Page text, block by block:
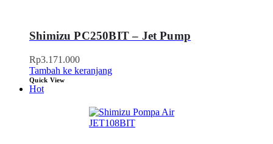
Shimizu PC250BIT – Jet Pump
Rp3.171.000
Tambah ke keranjang
Quick View
Hot